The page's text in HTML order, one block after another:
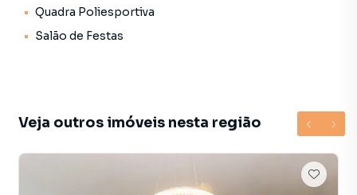
Espaço Gourmet
Academia
próximo a metrô Campo Belo,
Hortifrúti,
Shoppings Morumbi, Market Place e Ibirapuera,
Quadra Poliesportiva
Salão de Festas
Veja outros imóveis nesta região